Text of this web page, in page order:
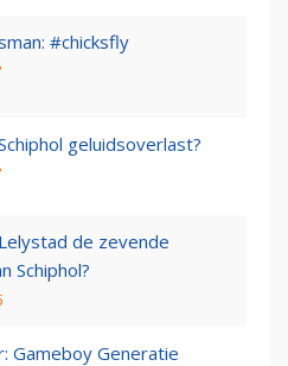
#chicksfly
geluidsoverlast?
de zevende
Schiphol?
Gameboy Generatie